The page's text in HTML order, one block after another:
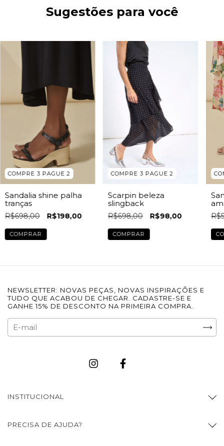
Sugestões para você
COMPRE 3 PAGUE 2
Sandalia shine palha
tranças
R$698,00 R$198,00
COMPRAR
COMPRE 3 PAGUE 2
Scarpin beleza
slingback
R$698,00 R$98,00
COMPRAR
NEWSLETTER: NOVAS PEÇAS, NOVAS INSPIRAÇÕES E
TUDO QUE ACABOU DE CHEGAR. CADASTRE-SE E
GANHE 15% DE DESCONTO NA PRIMEIRA COMPRA.
INSTITUCIONAL
PRECISA DE AJUDA?